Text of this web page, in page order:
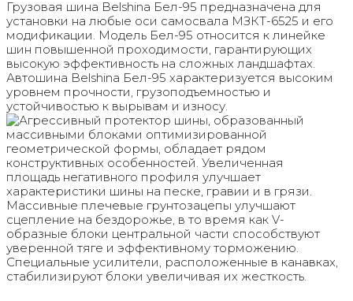
Грузовая шина Belshina Бел-95 предназначена для
установки на любые оси самосвала МЗКТ-6525 и его
модификации. Модель Бел-95 относится к линейке
шин повышенной проходимости, гарантирующих
высокую эффективность на сложных ландшафтах.
Автошина Belshina Бел-95 характеризуется высоким
уровнем прочности, грузоподъемностью и
устойчивостью к вырывам и износу.
Агрессивный протектор шины, образованный
массивными блоками оптимизированной
геометрической формы, обладает рядом
конструктивных особенностей. Увеличенная
площадь негативного профиля улучшает
характеристики шины на песке, гравии и в грязи.
Массивные плечевые грунтозацепы улучшают
сцепление на бездорожье, в то время как V-
образные блоки центральной части способствуют
уверенной тяге и эффективному торможению.
Специальные усилители, расположенные в канавках,
стабилизируют блоки увеличивая их жесткость.